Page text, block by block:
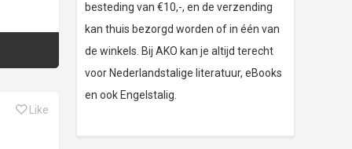
Like
besteding van €10,-, en de verzending
kan thuis bezorgd worden of in één van
de winkels. Bij AKO kan je altijd terecht
voor Nederlandstalige literatuur, eBooks
en ook Engelstalig.